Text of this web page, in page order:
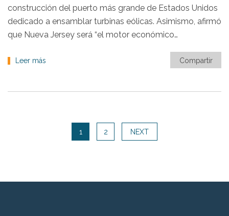
construcción del puerto más grande de Estados Unidos
dedicado a ensamblar turbinas eólicas. Asimismo, afirmó
que Nueva Jersey será “el motor económico…
Leer más Compartir
1 2 NEXT